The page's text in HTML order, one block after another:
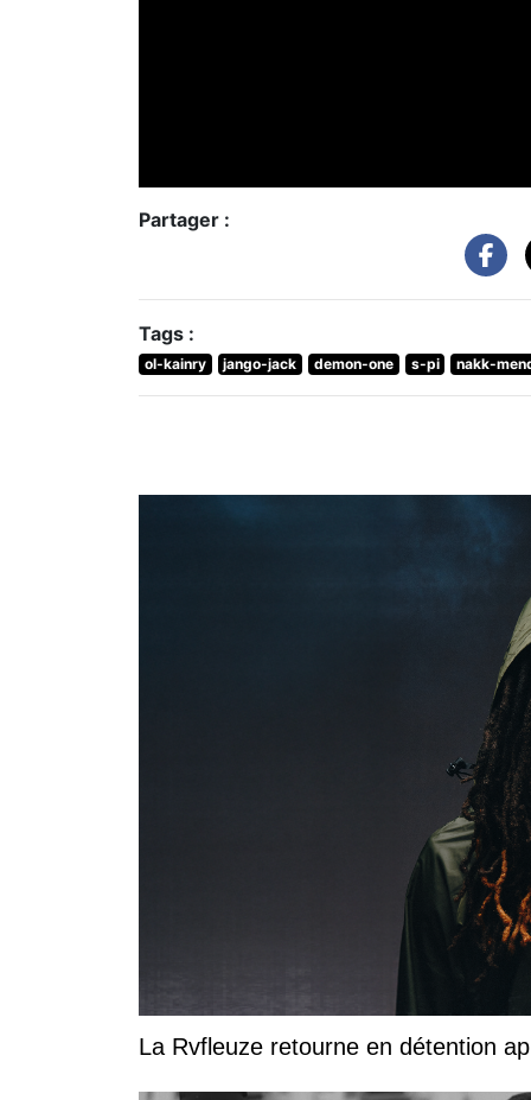
Partager :
Tags :
ol-kainry jango-jack demon-one s-pi nakk-
La Rvfleuze retourne en détention